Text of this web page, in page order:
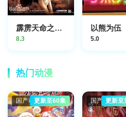
霹雳天命之仙魔鏖锋
8.3
以熊为伍
5.0
热门动漫
国产动漫更新至60集 国产动漫更新至